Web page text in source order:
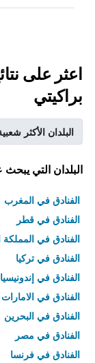
اعثر على
براكيتي
البلدان الأكثر
البلدان التي
الفنادق في المغرب
الفنادق في قطر
الفنادق في المملكة
الفنادق في تركيا
الفنادق في إندونيسيا
الفنادق في الامارات
الفنادق في البحرين
الفنادق في مصر
الفنادق في فرنسا